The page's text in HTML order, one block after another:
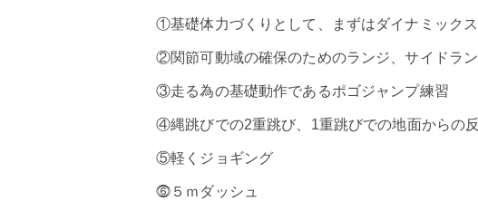
①基礎体力づくりとして、まずはダイナミック
②関節可動域の確保のためのランジ、サイドラン
③走る為の基礎動作であるポゴジャンプ練習
④縄跳びでの2重跳び、1重跳びでの地面からの
⑤軽くジョギング
⓺５ｍダッシュ